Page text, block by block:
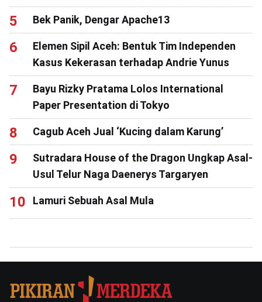
Bek Panik, Dengar Apache13
Elemen Sipil Aceh: Bentuk Tim Independen
Kasus Kekerasan terhadap Andrie Yunus
Bayu Rizky Pratama Lolos International
Paper Presentation di Tokyo
Cagub Aceh Jual ‘Kucing dalam Karung’
Sutradara House of the Dragon Ungkap Asal-
Usul Telur Naga Daenerys Targaryen
Lamuri Sebuah Asal Mula